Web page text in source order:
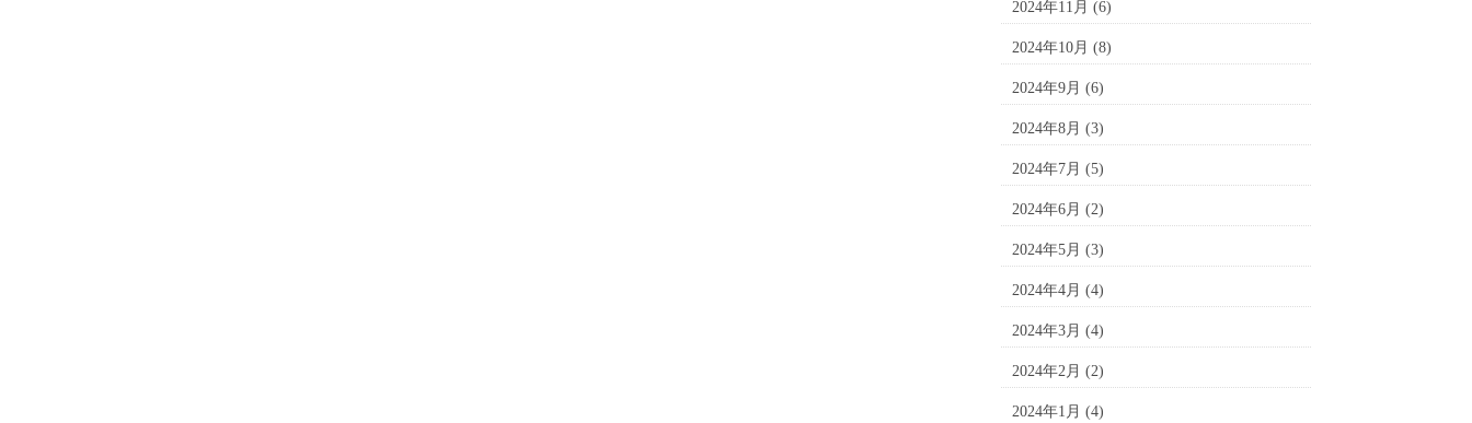
2024年11月 (6)
2024年10月 (8)
2024年9月 (6)
2024年8月 (3)
2024年7月 (5)
2024年6月 (2)
2024年5月 (3)
2024年4月 (4)
2024年3月 (4)
2024年2月 (2)
2024年1月 (4)